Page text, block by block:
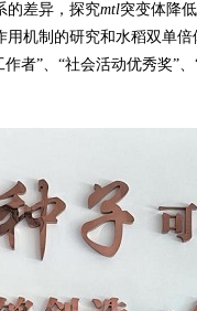
的差异，探究mtl突变体降
用机制的研究和水稻双单
者”、“社会活动优秀奖”